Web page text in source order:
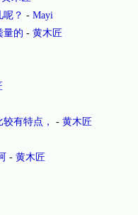
？ - Mayi
量的 - 黄木匠
有特点， - 黄木匠
- 黄木匠